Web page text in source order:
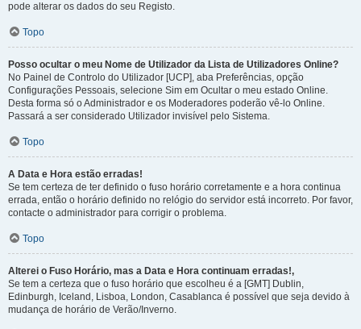
pode alterar os dados do seu Registo.
Topo
Posso ocultar o meu Nome de Utilizador da Lista de Utilizadores Online?
No Painel de Controlo do Utilizador [UCP], aba Preferências, opção
Configurações Pessoais, selecione Sim em Ocultar o meu estado Online.
Desta forma só o Administrador e os Moderadores poderão vê-lo Online.
Passará a ser considerado Utilizador invisível pelo Sistema.
Topo
A Data e Hora estão erradas!
Se tem certeza de ter definido o fuso horário corretamente e a hora continua
errada, então o horário definido no relógio do servidor está incorreto. Por favor,
contacte o administrador para corrigir o problema.
Topo
Alterei o Fuso Horário, mas a Data e Hora continuam erradas!,
Se tem a certeza que o fuso horário que escolheu é a [GMT] Dublin,
Edinburgh, Iceland, Lisboa, London, Casablanca é possível que seja devido à
mudança de horário de Verão/Inverno.